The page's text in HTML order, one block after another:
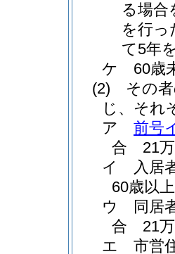
る場合
を行っ
て5年
ケ
60歳
(2)
その
じ、それ
ア
前号
合 21万
イ
入居
60歳以
ウ
同居
合 21万
エ
市営